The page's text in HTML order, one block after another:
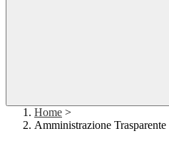
Home >
Amministrazione Trasparente